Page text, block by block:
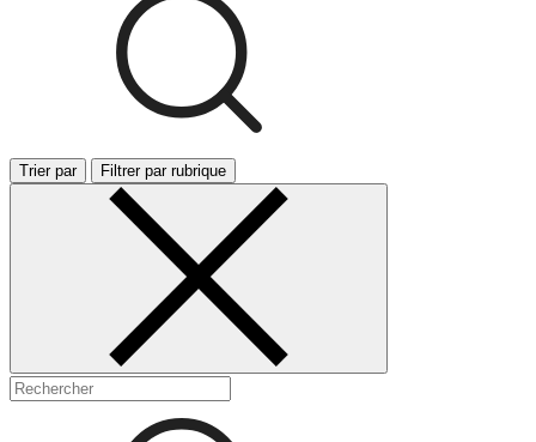
Trier par Filtrer par rubrique